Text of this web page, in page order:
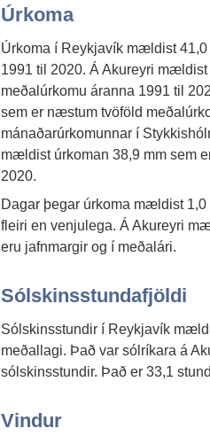
Úrkoma
Úrkoma í Reykjavík mældist
1991 til 2020. Á Akureyri
meðalúrkomu áranna 1991 til
sem er næstum tvöföld
mánaðarúrkomunnar í
mældist úrkoman 38,9 mm sem
2020.
Dagar þegar úrkoma mældist
fleiri en venjulega. Á Akureyri
eru jafnmargir og í meðalári.
Sólskinsstundafjöldi
Sólskinsstundir í Reykjavík
meðallagi. Það var sólríkara á
sólskinsstundir. Það er 33,1
Vindur